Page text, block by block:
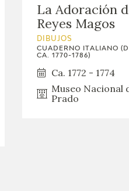
La Adoración
Reyes Magos
DIBUJOS
CUADERNO ITALIANO
CA. 1770-1786)
Ca. 1772 - 1774
Museo Nacional
Prado